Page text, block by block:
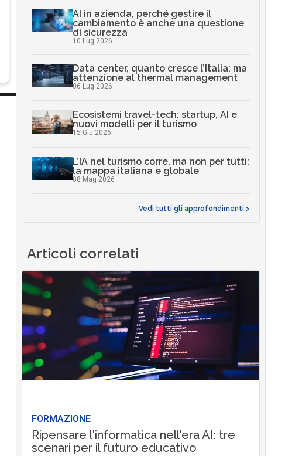
AI in azienda, perché gestire il
cambiamento è anche una questione
di sicurezza
10 Lug 2026
Data center, quanto cresce l’Italia: ma
attenzione al thermal management
06 Lug 2026
Ecosistemi travel-tech: startup, AI e
nuovi modelli per il turismo
15 Giu 2026
L’IA nel turismo corre, ma non per tutti:
la mappa italiana e globale
08 Mag 2026
Vedi tutti gli approfondimenti >
Articoli correlati
FORMAZIONE
Ripensare l'informatica nell'era AI: tre
scenari per il futuro educativo